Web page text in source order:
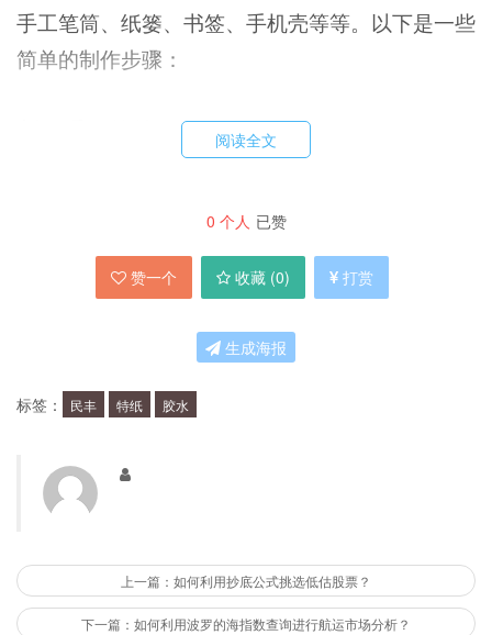
手工笔筒、纸篓、书签、手机壳等等。以下是一些
简单的制作步骤：
2. 根据需要的尺寸，剪下一张合适大小的民丰特
3. 将民丰特纸卷成一个圆筒形，用胶水固定好。
4. 根据个人喜好，可以在笔筒上贴上各种装饰，
如彩色纸条、贴纸等。
5. 等待胶水干燥，即可使用。
阅读全文
0 个人 已赞
赞一个 收藏 (0) 打赏
生成海报
标签： 民丰 特纸 胶水
上一篇：如何利用抄底公式挑选低估股票？
下一篇：如何利用波罗的海指数查询进行航运市场分析？